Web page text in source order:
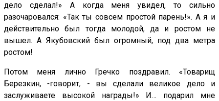
дело сделал!» А когда меня увидел, то сильно
разочаровался: «Так ты совсем простой парень!». А я и
действительно был тогда молодой, да и ростом не
вышел. А Якубовский был огромный, под два метра
ростом!
Потом меня лично Гречко поздравил. «Товарищ
Березкин, -говорит, - вы сделали великое дело и
заслуживаете высокой награды!» И… подарил мне